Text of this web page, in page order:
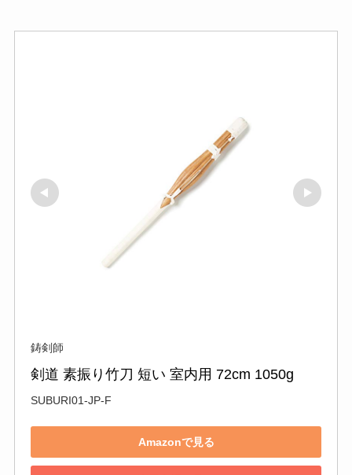
鋳剣師
剣道 素振り竹刀 短い 室内用 72cm 1050g
SUBURI01-JP-F
Amazonで見る